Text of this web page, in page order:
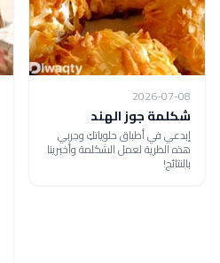
2026-07-08
شكلمة جوز الهند
إبدعي في أطباق حلوياتكِ وجربي
هذه الطرية لعمل الشكلمة وأخبرينا
بالنتائج!